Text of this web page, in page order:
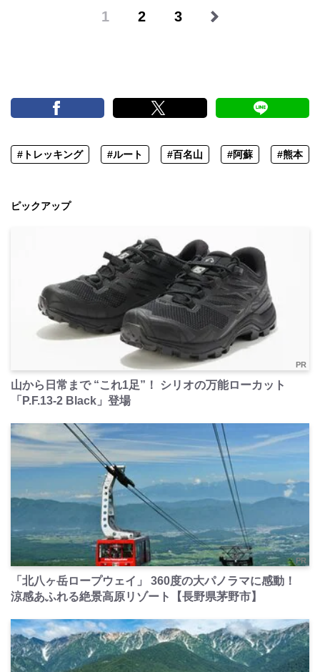
1 2 3
#トレッキング #ルート #百名山 #阿蘇 #熊本
ピックアップ
PR
山から日常まで “これ1足”！ シリオの万能ローカット
「P.F.13-2 Black」登場
PR
「北八ヶ岳ロープウェイ」 360度の大パノラマに感動！
涼感あふれる絶景高原リゾート【長野県茅野市】